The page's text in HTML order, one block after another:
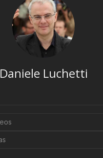
Daniele Luchetti